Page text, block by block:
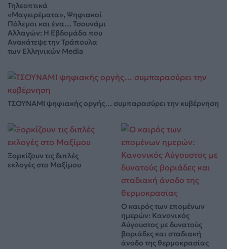
Τηλεοπτικά
«Μαγειρέματα», Ψηφιακοί
Πόλεμοι και ένα… Τσουνάμι
Αλλαγών: Η Εβδομάδα που
Ανακάτεψε την Τράπουλα
των Ελληνικών Media
ΤΣΟΥΝΑΜΙ ψηφιακής οργής… συμπαρασύρει την κυβέρνηση
Ξορκίζουν τις διπλές
εκλογές στο Μαξίμου
Ο καιρός των επομένων
ημερών: Κανονικός
Αύγουστος με δυνατούς
βοριάδες και σταδιακή
άνοδο της θερμοκρασίας